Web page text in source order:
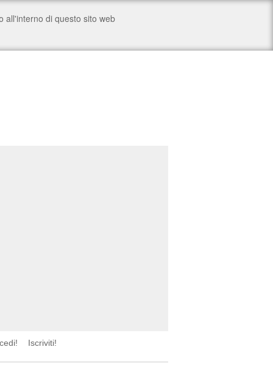
Iscriviti!